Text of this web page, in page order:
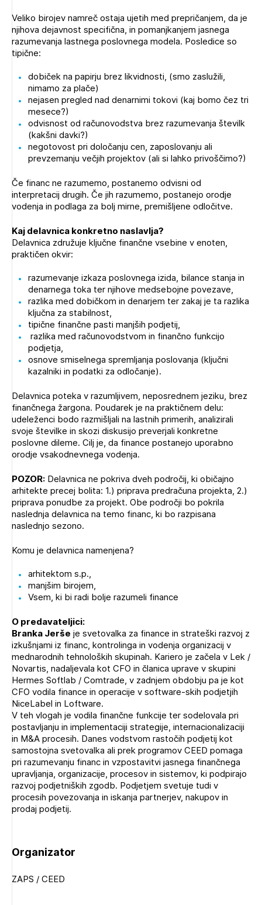
Veliko birojev namreč ostaja ujetih med prepričanjem, da je
njihova dejavnost specifična, in pomanjkanjem jasnega
razumevanja lastnega poslovnega modela. Posledice so
tipične:
dobiček na papirju brez likvidnosti, (smo zaslužili,
nimamo za plače)
nejasen pregled nad denarnimi tokovi (kaj bomo čez tri
mesece?)
odvisnost od računovodstva brez razumevanja številk
(kakšni davki?)
negotovost pri določanju cen, zaposlovanju ali
prevzemanju večjih projektov (ali si lahko privoščimo?)
Če financ ne razumemo, postanemo odvisni od
interpretacij drugih. Če jih razumemo, postanejo orodje
vodenja in podlaga za bolj mirne, premišljene odločitve.
Kaj delavnica konkretno naslavlja?
Delavnica združuje ključne finančne vsebine v enoten,
praktičen okvir:
razumevanje izkaza poslovnega izida, bilance stanja in
denarnega toka ter njihove medsebojne povezave,
razlika med dobičkom in denarjem ter zakaj je ta razlika
ključna za stabilnost,
tipične finančne pasti manjših podjetij,
razlika med računovodstvom in finančno funkcijo
podjetja,
osnove smiselnega spremljanja poslovanja (ključni
kazalniki in podatki za odločanje).
Delavnica poteka v razumljivem, neposrednem jeziku, brez
finančnega žargona. Poudarek je na praktičnem delu:
udeleženci bodo razmišljali na lastnih primerih, analizirali
svoje številke in skozi diskusijo preverjali konkretne
poslovne dileme. Cilj je, da finance postanejo uporabno
orodje vsakodnevnega vodenja.
POZOR: Delavnica ne pokriva dveh področij, ki običajno
arhitekte precej bolita: 1.) priprava predračuna projekta, 2.)
priprava ponudbe za projekt. Obe področji bo pokrila
naslednja delavnica na temo financ, ki bo razpisana
naslednjo sezono.
Komu je delavnica namenjena?
arhitektom s.p.,
manjšim birojem,
Vsem, ki bi radi bolje razumeli finance
O predavateljici:
Branka Jerše je svetovalka za finance in strateški razvoj z
izkušnjami iz financ, kontrolinga in vodenja organizacij v
mednarodnih tehnoloških skupinah. Kariero je začela v Lek /
Novartis, nadaljevala kot CFO in članica uprave v skupini
Hermes Softlab / Comtrade, v zadnjem obdobju pa je kot
CFO vodila finance in operacije v software-skih podjetjih
NiceLabel in Loftware.
V teh vlogah je vodila finančne funkcije ter sodelovala pri
postavljanju in implementaciji strategije, internacionalizaciji
in M&A procesih. Danes vodstvom rastočih podjetij kot
samostojna svetovalka ali prek programov CEED pomaga
pri razumevanju financ in vzpostavitvi jasnega finančnega
upravljanja, organizacije, procesov in sistemov, ki podpirajo
razvoj podjetniških zgodb. Podjetjem svetuje tudi v
procesih povezovanja in iskanja partnerjev, nakupov in
prodaj podjetij.
Organizator
ZAPS / CEED
PRIJAVITE SE